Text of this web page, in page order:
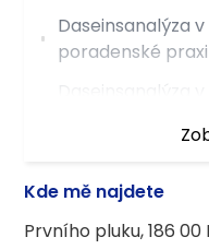
Daseinsanalýza
poradenské
Psychopatologie
Diagnostika a
využití v
Kde mě najdete
Prvního pluku, 186